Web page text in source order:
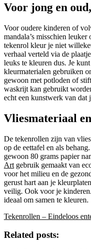
Voor jong en
Voor oudere kinderen of
mandala’s misschien
tekenrol kleur je niet
verhaal verteld via de
leuks te kleuren dus. Je
kleurmaterialen gebruiken
gewoon met potloden of
waskrijt kan gebruikt
echt een kunstwerk van dat
Vliesmateriaal
De tekenrollen zijn van
op de eettafel en als
gewoon 80 grams papier
Art gebruik gemaakt van
voor het milieu en de
gerust hart aan je
veilig. Ook voor je
ideaal om samen te kleuren.
Tekenrollen – Eindeloos
Related posts: